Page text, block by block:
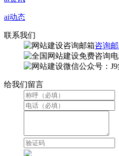
ai动态
联系我们
咨询
微信公众号：
给我们留言